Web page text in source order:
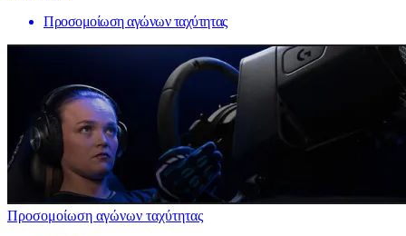
Προσομοίωση αγώνων ταχύτητας
Προσομοίωση αγώνων ταχύτητας